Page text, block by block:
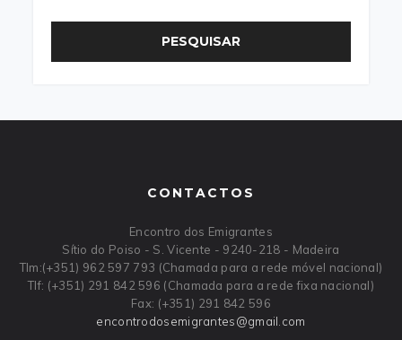
PESQUISAR
CONTACTOS
Encontro dos Emigrantes
Sítio do Poiso - S. Vicente - 9240-218 - Madeira
Tlm:(+351) 962 597 793 (Chamada para a rede móvel nacional)
Tlf: (+351) 291 842 596 (Chamada para a rede fixa nacional)
Fax: (+351) 291 842 596
encontrodosemigrantes@gmail com